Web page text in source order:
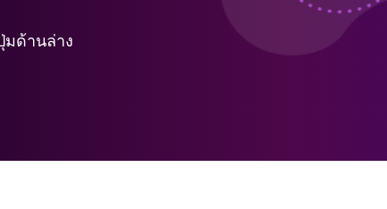
มด้านล่าง